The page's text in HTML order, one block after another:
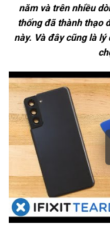
năm và trên nhiều
thống đã thành thạo
này. Và đây cũng là